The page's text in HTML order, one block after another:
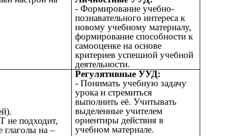
- Формирование учебно-
познавательного интереса к
новому учебному материалу,
формирование способности к
самооценке на основе
критериев успешной учебной
деятельности.
не подходит,
глаголы на –
Регулятивные УУД:
- Понимать учебную задачу
урока и стремиться
выполнить её. Учитывать
выделенные учителем
ориентиры действия в
учебном материале.